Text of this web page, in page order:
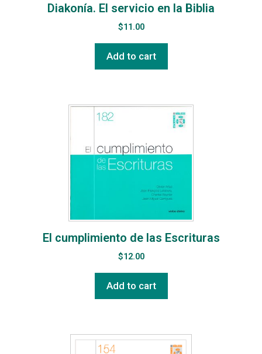
Diakonía. El servicio en la Biblia
$11.00
Add to cart
El cumplimiento de las Escrituras
$12.00
Add to cart